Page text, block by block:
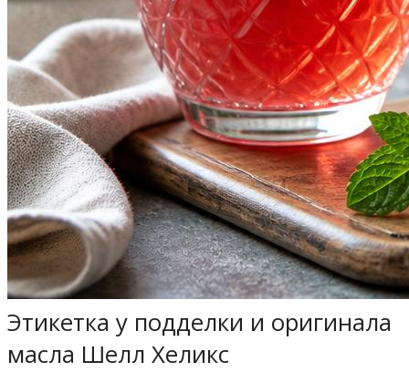
Этикетка у подделки и оригинала
масла Шелл Хеликс